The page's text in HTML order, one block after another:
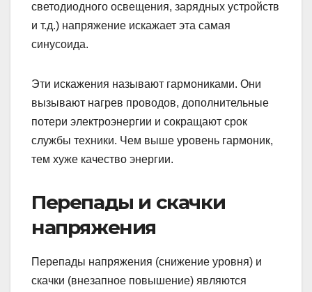
светодиодного освещения, зарядных устройств
и т.д.) напряжение искажает эта самая
синусоида.
Эти искажения называют гармониками. Они
вызывают нагрев проводов, дополнительные
потери электроэнергии и сокращают срок
службы техники. Чем выше уровень гармоник,
тем хуже качество энергии.
Перепады и скачки
напряжения
Перепады напряжения (снижение уровня) и
скачки (внезапное повышение) являются